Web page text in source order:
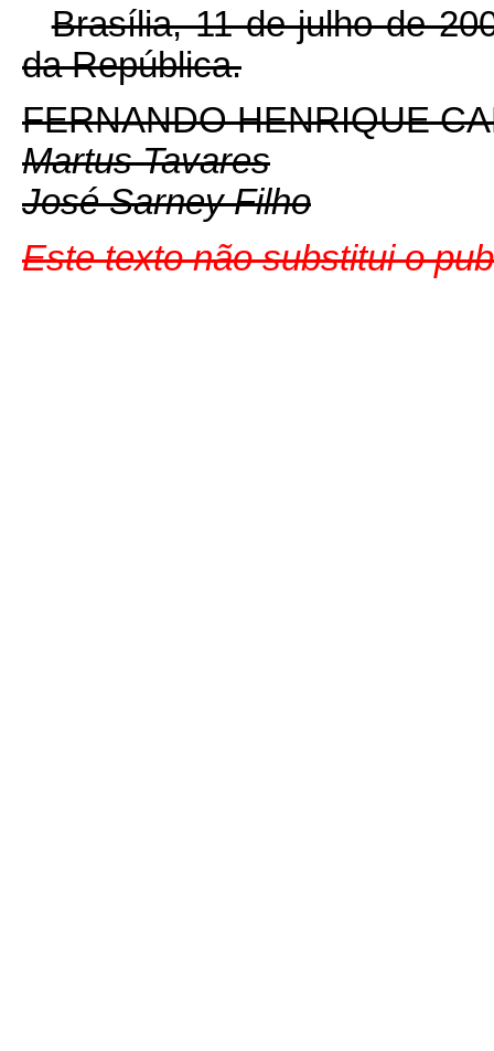
Brasília, 11 de julho de
da República.
FERNANDO HENRIQUE
Martus Tavares
José Sarney Filho
Este texto não substitui o